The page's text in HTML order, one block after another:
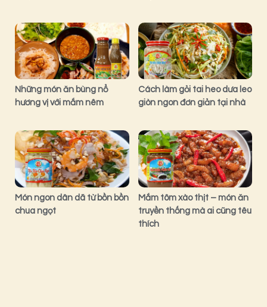
Những món ăn bùng nổ
hương vị với mắm nêm
Cách làm gỏi tai heo dưa leo
giòn ngon đơn giản tại nhà
Món ngon dân dã từ bồn bồn
chua ngọt
Mắm tôm xào thịt – món ăn
truyền thống mà ai cũng têu
thích